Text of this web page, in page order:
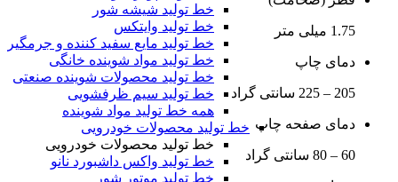
خط تولید شیشه شور
خط تولید وایتکس
خط تولید مایع سفید کننده و جرمگیر
خط تولید مواد شوینده خانگی
خط تولید محصولات شوینده صنعتی
خط تولید سیم ظرفشویی
همه خط تولید مواد شوینده
خط تولید محصولات خودرویی
خط تولید محصولات خودرویی
خط تولید واکس داشبورد نانو
خط تولید موتور شور
1.75 میلی متر
دمای چاپ
205 – 225 سانتی گراد
دمای صفحه چاپ
60 – 80 سانتی گراد